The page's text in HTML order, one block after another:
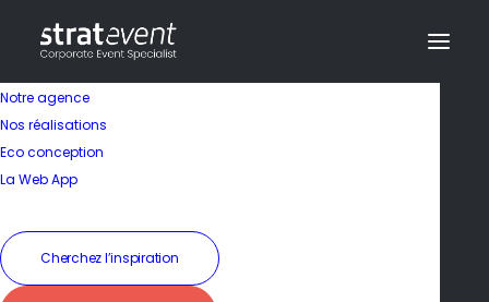
Notre agence
Nos réalisations
Eco conception
La Web App
Cherchez l’inspiration